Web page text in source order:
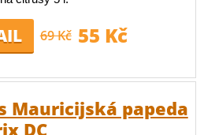
69 Kč 55 Kč
Mauricijská papeda
DC